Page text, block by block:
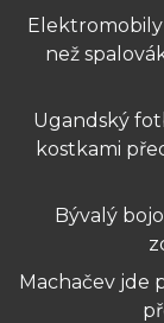
Elektromobily
než
Ugandský
kostkami
Bývalý
Machačev jde